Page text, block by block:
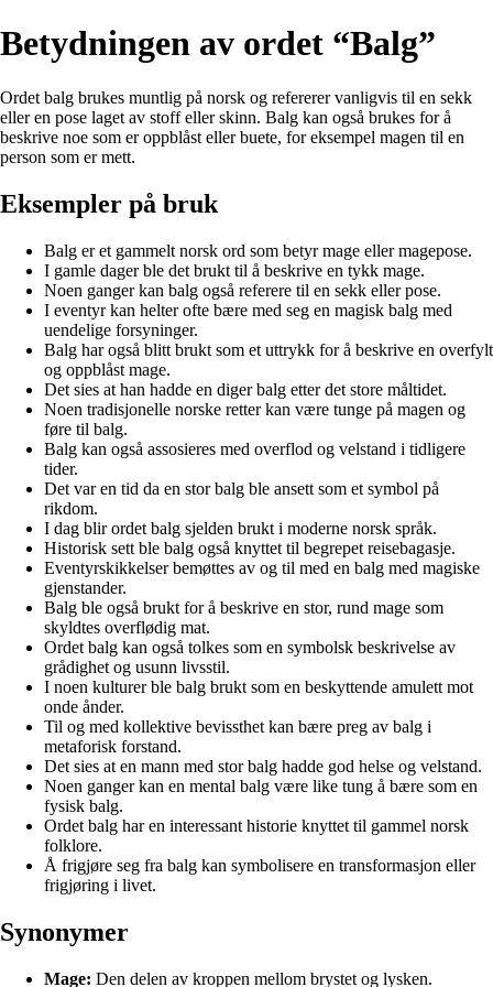
Betydningen av ordet “Balg”
Ordet balg brukes muntlig på norsk og refererer vanligvis til en sekk
eller en pose laget av stoff eller skinn. Balg kan også brukes for å
beskrive noe som er oppblåst eller buete, for eksempel magen til en
person som er mett.
Eksempler på bruk
Balg er et gammelt norsk ord som betyr mage eller magepose.
I gamle dager ble det brukt til å beskrive en tykk mage.
Noen ganger kan balg også referere til en sekk eller pose.
I eventyr kan helter ofte bære med seg en magisk balg med
uendelige forsyninger.
Balg har også blitt brukt som et uttrykk for å beskrive en overfylt
og oppblåst mage.
Det sies at han hadde en diger balg etter det store måltidet.
Noen tradisjonelle norske retter kan være tunge på magen og
føre til balg.
Balg kan også assosieres med overflod og velstand i tidligere
tider.
Det var en tid da en stor balg ble ansett som et symbol på
rikdom.
I dag blir ordet balg sjelden brukt i moderne norsk språk.
Historisk sett ble balg også knyttet til begrepet reisebagasje.
Eventyrskikkelser bemøttes av og til med en balg med magiske
gjenstander.
Balg ble også brukt for å beskrive en stor, rund mage som
skyldtes overflødig mat.
Ordet balg kan også tolkes som en symbolsk beskrivelse av
grådighet og usunn livsstil.
I noen kulturer ble balg brukt som en beskyttende amulett mot
onde ånder.
Til og med kollektive bevissthet kan bære preg av balg i
metaforisk forstand.
Det sies at en mann med stor balg hadde god helse og velstand.
Noen ganger kan en mental balg være like tung å bære som en
fysisk balg.
Ordet balg har en interessant historie knyttet til gammel norsk
folklore.
Å frigjøre seg fra balg kan symbolisere en transformasjon eller
frigjøring i livet.
Synonymer
Mage: Den delen av kroppen mellom brystet og lysken.